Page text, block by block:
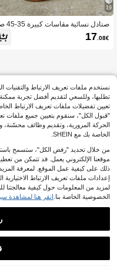
19
صنادل
ية جديدة كاجوال عصرية، بتصميم
وأمريكي شخصي، لون أسود مطفي
ى
17.08€
عذراً،
عرض المنتجات المشابهة في المخزون
نستخدم ملفات تعريف الارتباط والتقنيات
تطلبها، وللسعي لتقديم أفضل تجربة
تعيين تفضيلات ملفات تعريف الارتباط
"قبول الكل"، سنقوم بتعيين جميع ملفات
الحركة المرورية، وتقديم وظائف محسّنة،
الخاصة بك مع SHEIN.
من خلال تحديد "رفض الكل"، ستسمح
موقعنا الإلكتروني يعمل. قد تتمكن من
ذلك على كيفية عمل الموقع. لمعرفة
إعدادات ملفات تعريف الارتباط
لمزيد من المعلومات حول كيفية معالجتنا
الخصوصية الخاصة بنا. انقر هنا لمشاهدة